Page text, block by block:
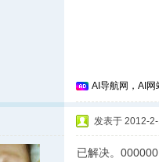
AI导航网，AI
发表于 2012-
已解决。000000